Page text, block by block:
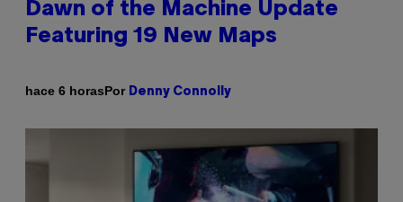
Dawn of the Machine Update
Featuring 19 New Maps
hace 6 horasPor Denny Connolly